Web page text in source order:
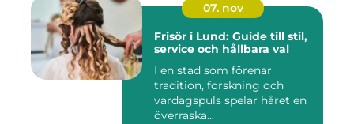
07. nov
Frisör i Lund: Guide till stil,
service och hållbara val
I en stad som förenar
tradition, forskning och
vardagspuls spelar håret en
överraska...